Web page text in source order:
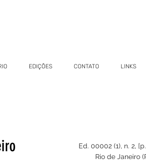
EDIÇÕES CONTATO LINKS
Ed. 00002 (1), n. 2,
Rio de Janeiro